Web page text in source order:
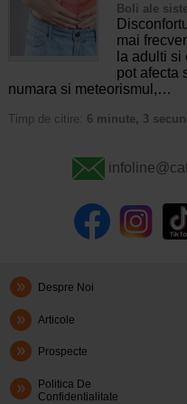
Boli ale
mai
la adulti
pot afecta
numara si meteorismul,…
Timp de citire: 6 minute, 3
Despre Noi
Articole
Prospecte
Politica De
Confidentialitate